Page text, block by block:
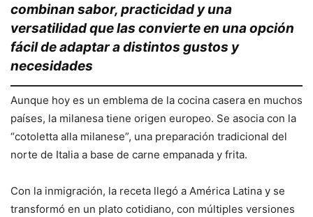
combinan sabor, practicidad y una
versatilidad que las convierte en una opción
fácil de adaptar a distintos gustos y
necesidades
Aunque hoy es un emblema de la cocina casera en muchos
países, la milanesa tiene origen europeo. Se asocia con la
“cotoletta alla milanese”, una preparación tradicional del
norte de Italia a base de carne empanada y frita.
Con la inmigración, la receta llegó a América Latina y se
transformó en un plato cotidiano, con múltiples versiones